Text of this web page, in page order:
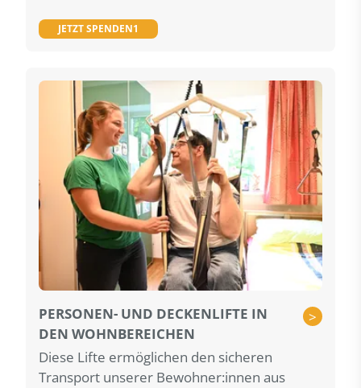
JETZT SPENDEN1
PERSONEN- UND DECKENLIFTE IN
DEN WOHNBEREICHEN
>
Diese Lifte ermöglichen den sicheren
Transport unserer Bewohner:innen aus